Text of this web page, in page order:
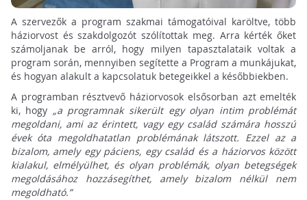
A szervezők a program szakmai támogatóival karöltve, több
háziorvost és szakdolgozót szólítottak meg. Arra kérték őket
számoljanak be arról, hogy milyen tapasztalataik voltak a
program során, mennyiben segítette a Program a munkájukat,
és hogyan alakult a kapcsolatuk betegeikkel a későbbiekben.
A programban résztvevő háziorvosok elsősorban azt emelték
ki, hogy „a programnak sikerült egy olyan intim problémát
megoldani, ami az érintett, vagy egy család számára hosszú
évek óta megoldhatatlan problémának látszott. Ezzel az a
bizalom, amely egy páciens, egy család és a háziorvos között
kialakul, elmélyülhet, és olyan problémák, olyan betegségek
megoldásához hozzásegíthet, amely bizalom nélkül nem
megoldható.”